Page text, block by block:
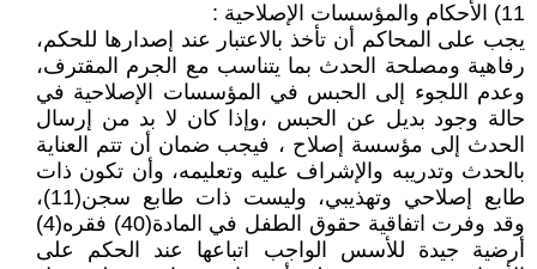
11) الأحكام والمؤسسات الإصلاحية :
يجب على المحاكم أن تأخذ بالاعتبار عند إصدارها للحكم،
رفاهية ومصلحة الحدث بما يتناسب مع الجرم المقترف،
وعدم اللجوء إلى الحبس في المؤسسات الإصلاحية في
حالة وجود بديل عن الحبس ،وإذا كان لا بد من إرسال
الحدث إلى مؤسسة إصلاح ، فيجب ضمان أن تتم العناية
بالحدث وتدريبه والإشراف عليه وتعليمه، وأن تكون ذات
طابع إصلاحي وتهذيبي، وليست ذات طابع سجن(11)،
وقد وفرت اتفاقية حقوق الطفل في المادة(40) فقره(4)
أرضية جيدة للأسس الواجب اتباعها عند الحكم على